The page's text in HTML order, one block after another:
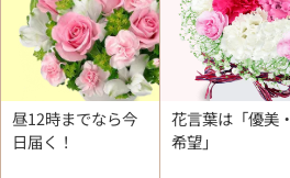
昼12時までなら今
日届く！
花言葉は「優美・
希望」